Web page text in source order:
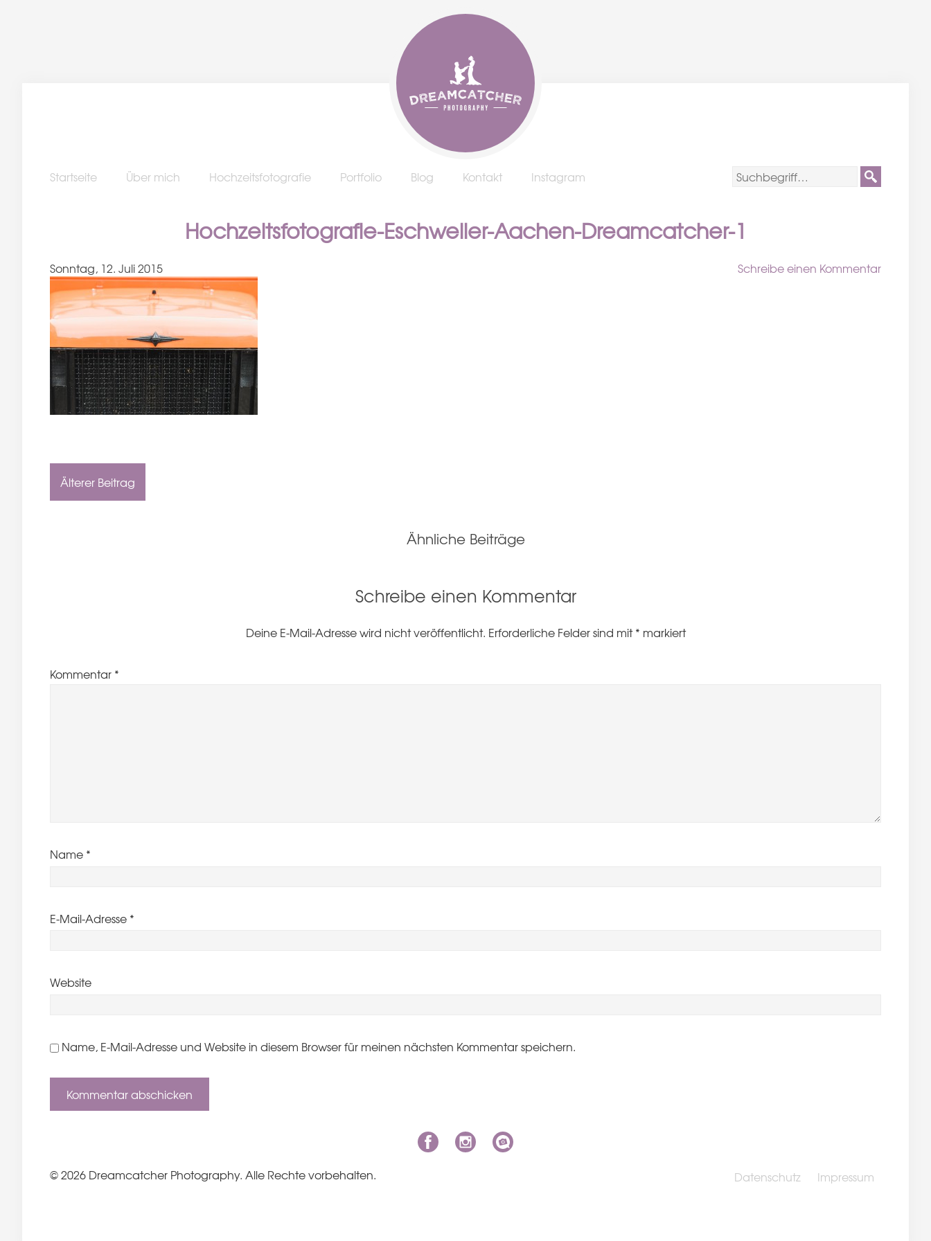
Startseite Über mich Hochzeitsfotografie Portfolio Blog Kontakt Instagram
Hochzeitsfotografie-Eschweiler-Aachen-Dreamcatcher-1
Sonntag, 12. Juli 2015 Schreibe einen Kommentar
Älterer Beitrag
Ähnliche Beiträge
Schreibe einen Kommentar
Deine E-Mail-Adresse wird nicht veröffentlicht. Erforderliche Felder sind mit* markiert
Kommentar *
Name *
E-Mail-Adresse *
Website
Name, E-Mail-Adresse und Website in diesem Browser für meinen nächsten Kommentar speichern.
© 2026 Dreamcatcher Photography. Alle Rechte vorbehalten. Datenschutz Impressum